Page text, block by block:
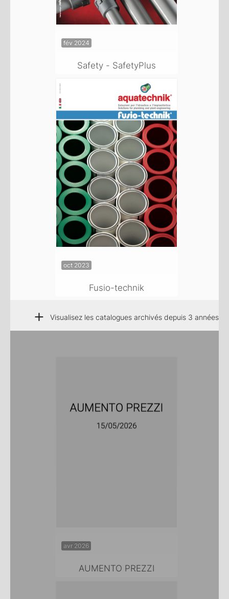
fév 2024
Safety - SafetyPlus
oct 2023
Fusio-technik
+ Visualisez les catalogues archivés depuis 3 années
avr 2026
AUMENTO PREZZI